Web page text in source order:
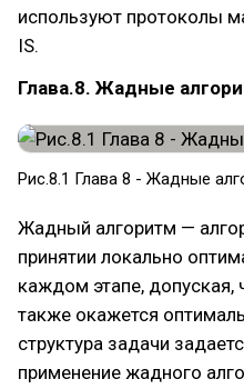
используют протоколы
IS.
Глава.8. Жадные
Рис.8.1 Глава 8 - Жадные
Жадный алгоритм —
принятии локально
каждом этапе, допуская,
также окажется
структура задачи
применение жадного